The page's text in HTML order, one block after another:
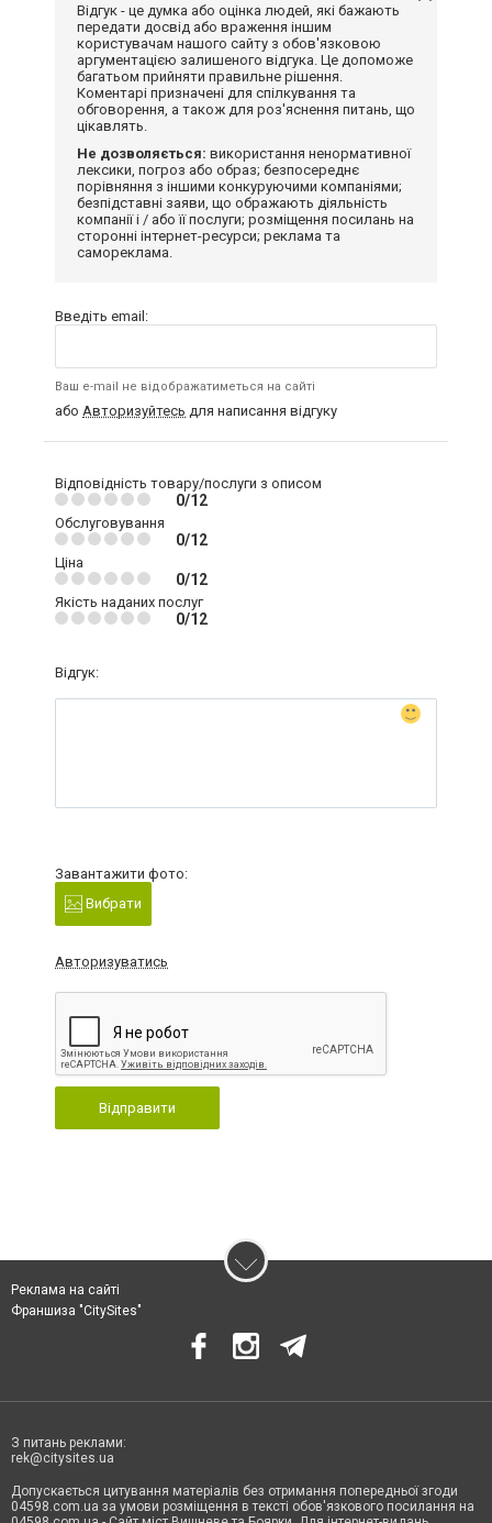
Відгук - це думка або оцінка людей, які бажають
передати досвід або враження іншим
користувачам нашого сайту з обов'язковою
аргументацією залишеного відгука. Це допоможе
багатьом прийняти правильне рішення.
Коментарі призначені для спілкування та
обговорення, а також для роз'яснення питань, що
цікавлять.
Не дозволяється: використання ненормативної
лексики, погроз або образ; безпосереднє
порівняння з іншими конкуруючими компаніями;
безпідставні заяви, що ображають діяльність
компанії і / або її послуги; розміщення посилань на
сторонні інтернет-ресурси; реклама та
самореклама.
Введіть email:
Ваш e-mail не відображатиметься на сайті
або Авторизуйтесь для написання відгуку
Відповідність товару/послуги з описом
0/12
Обслуговування
0/12
Ціна
0/12
Якість наданих послуг
0/12
Відгук:
Завантажити фото:
Вибрати
Авторизуватись
Відправити
Реклама на сайті
Франшиза "CitySites"
З питань реклами:
rek@citysites.ua
Допускається цитування матеріалів без отримання попередньої згоди
04598.com.ua за умови розміщення в тексті обов'язкового посилання на